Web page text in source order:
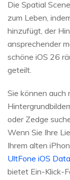
Die Spatial
zum Leben,
hinzufügt, der
ansprechender
schöne iOS 26
geteilt.
Sie können auch
oder Zedge
Wenn Sie Ihre
Ihrem alten
UltFone iOS
bietet Ein-Klick-